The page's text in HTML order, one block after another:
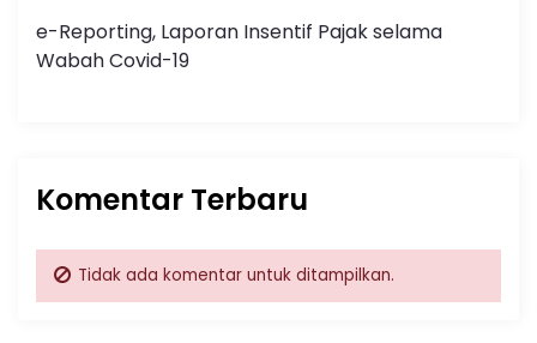
e-Reporting, Laporan Insentif Pajak selama
Wabah Covid-19
Komentar Terbaru
Tidak ada komentar untuk ditampilkan.